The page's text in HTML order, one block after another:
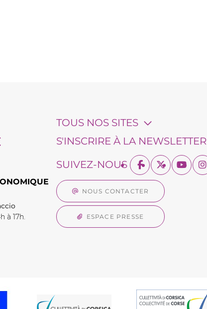
à 17h.
TOUS NOS SITES
S'INSCRIRE À LA NEWSLETTER
SUIVEZ-NOUS
NOUS CONTACTER
ESPACE PRESSE